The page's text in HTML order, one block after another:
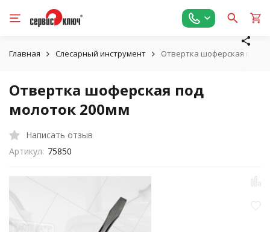
Главная Слесарный инструмент Отвертка шоферская под
Отвертка шоферская под
молоток 200мм
Написать отзыв
Артикул: 75850